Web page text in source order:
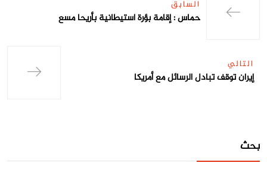
السابق
حماس : إقامة بؤرة استيطانية بأريحا مسع
التالي
إيران توقف تبادل الرسائل مع أمريكا
بحث